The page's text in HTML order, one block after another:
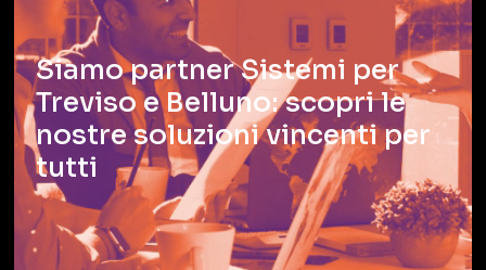
Siamo partner Sistemi per
Treviso e Belluno: scopri le
nostre soluzioni vincenti per
tutti